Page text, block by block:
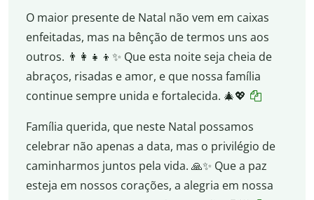
O maior presente de Natal não vem em caixas
enfeitadas, mas na bênção de termos uns aos
outros. 👨‍👩‍👧‍👦✨ Que esta noite seja cheia de
abraços, risadas e amor, e que nossa família
continue sempre unida e fortalecida. 🎄💖
Família querida, que neste Natal possamos
celebrar não apenas a data, mas o privilégio de
caminharmos juntos pela vida. 🙏✨ Que a paz
esteja em nossos corações, a alegria em nossa